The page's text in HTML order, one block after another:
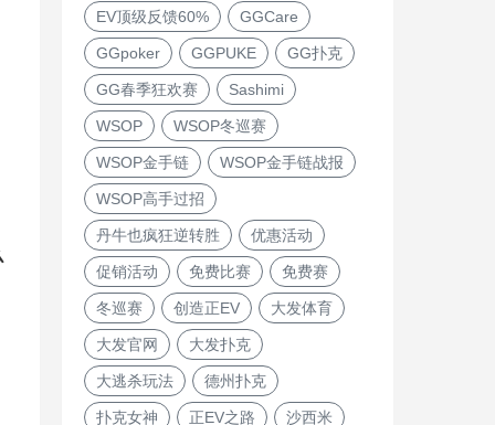
EV顶级反馈60% GGCare
GGpoker GGPUKE GG扑克
GG春季狂欢赛 Sashimi
WSOP WSOP冬巡赛
WSOP金手链 WSOP金手链战报
WSOP高手过招
丹牛也疯狂逆转胜 优惠活动
促销活动 免费比赛 免费赛
冬巡赛 创造正EV 大发体育
大发官网 大发扑克
大逃杀玩法 德州扑克
扑克女神 正EV之路 沙西米